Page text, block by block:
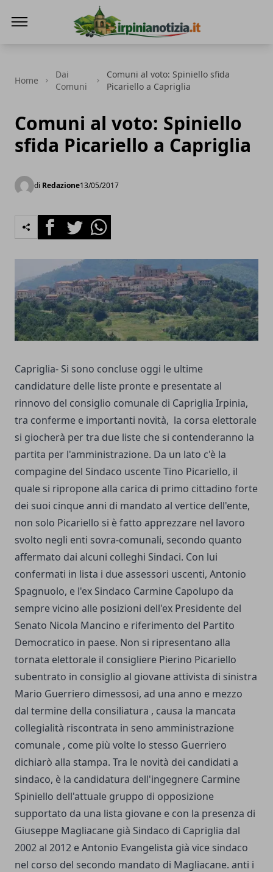
Home
Dai
Comuni
Comuni al voto: Spiniello sfida
Picariello a Capriglia
Comuni al voto: Spiniello
sfida Picariello a Capriglia
di Redazione13/05/2017
FacebookTwitterWhatsapp
Capriglia- Si sono concluse oggi le ultime
candidature delle liste pronte e presentate al
rinnovo del consiglio comunale di Capriglia Irpinia,
tra conferme e importanti novità, la corsa elettorale
si giocherà per tra due liste che si contenderanno la
partita per l'amministrazione. Da un lato c'è la
compagine del Sindaco uscente Tino Picariello, il
quale si ripropone alla carica di primo cittadino forte
dei suoi cinque anni di mandato al vertice dell'ente,
non solo Picariello si è fatto apprezzare nel lavoro
svolto negli enti sovra-comunali, secondo quanto
affermato dai alcuni colleghi Sindaci. Con lui
confermati in lista i due assessori uscenti, Antonio
Spagnuolo, e l'ex Sindaco Carmine Capolupo da
sempre vicino alle posizioni dell'ex Presidente del
Senato Nicola Mancino e riferimento del Partito
Democratico in paese. Non si ripresentano alla
tornata elettorale il consigliere Pierino Picariello
subentrato in consiglio al giovane attivista di sinistra
Mario Guerriero dimessosi, ad una anno e mezzo
dal termine della consiliatura , causa la mancata
collegialità riscontrata in seno amministrazione
comunale , come più volte lo stesso Guerriero
dichiarò alla stampa. Tra le novità dei candidati a
sindaco, è la candidatura dell'ingegnere Carmine
Spiniello dell'attuale gruppo di opposizione
supportato da una lista giovane e con la presenza di
Giuseppe Magliacane già Sindaco di Capriglia dal
2002 al 2012 e Antonio Evangelista già vice sindaco
nel corso del secondo mandato di Magliacane. anti i